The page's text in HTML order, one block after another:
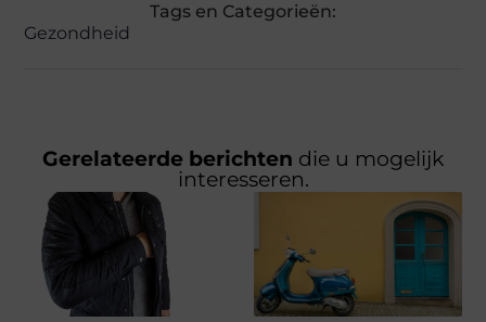
Tags en Categorieën:
Gezondheid
Gerelateerde berichten die u mogelijk
interesseren.